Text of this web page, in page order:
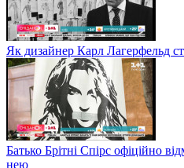
Як дизайнер Карл Лагерфельд
Батько Брітні Спірс офіційно
нею